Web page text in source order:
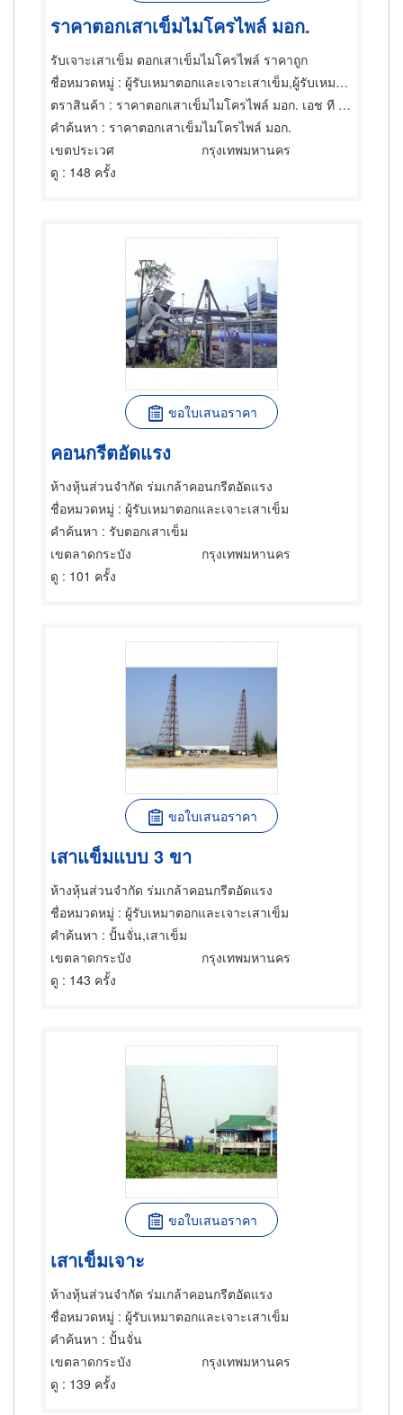
ราคาตอกเสาเข็มไมโครไพล์ มอก.
รับเจาะเสาเข็ม ตอกเสาเข็มไมโครไพล์ ราคาถูก
ชื่อหมวดหมู่ : ผู้รับเหมาตอกและเจาะเสาเข็ม,ผู้รับเหมาตอกและเจาะเสาเข็ม,การตอกเสาเข็ม
ตราสินค้า : ราคาตอกเสาเข็มไมโครไพล์ มอก. เอช ที พี บอร์ไพล์
คำค้นหา : ราคาตอกเสาเข็มไมโครไพล์ มอก.
เขตประเวศ
กรุงเทพมหานคร
ดู : 148 ครั้ง
ขอใบเสนอราคา
คอนกรีตอัดแรง
ห้างหุ้นส่วนจำกัด ร่มเกล้าคอนกรีตอัดแรง
ชื่อหมวดหมู่ : ผู้รับเหมาตอกและเจาะเสาเข็ม
คำค้นหา : รับตอกเสาเข็ม
เขตลาดกระบัง
กรุงเทพมหานคร
ดู : 101 ครั้ง
ขอใบเสนอราคา
เสาแข็มแบบ 3 ขา
ห้างหุ้นส่วนจำกัด ร่มเกล้าคอนกรีตอัดแรง
ชื่อหมวดหมู่ : ผู้รับเหมาตอกและเจาะเสาเข็ม
คำค้นหา : ปั้นจั่น,เสาเข็ม
เขตลาดกระบัง
กรุงเทพมหานคร
ดู : 143 ครั้ง
ขอใบเสนอราคา
เสาเข็มเจาะ
ห้างหุ้นส่วนจำกัด ร่มเกล้าคอนกรีตอัดแรง
ชื่อหมวดหมู่ : ผู้รับเหมาตอกและเจาะเสาเข็ม
คำค้นหา : ปั้นจั่น
เขตลาดกระบัง
กรุงเทพมหานคร
ดู : 139 ครั้ง